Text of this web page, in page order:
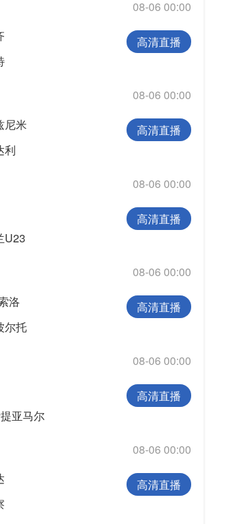
08-06 00:00
高清直播
08-06 00:00
尼米
利
高清直播
08-06 00:00
U23
高清直播
08-06 00:00
洛
尔托
高清直播
08-06 00:00
亚马尔
高清直播
08-06 00:00
高清直播